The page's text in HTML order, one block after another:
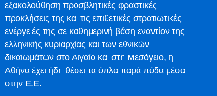
εξακολούθηση προσβλητικές φραστικές
προκλήσεις της και τις επιθετικές στρατιωτικές
ενέργειές της σε καθημερινή βάση εναντίον της
ελληνικής κυριαρχίας και των εθνικών
δικαιωμάτων στο Αιγαίο και στη Μεσόγειο, η
Αθήνα έχει ήδη θέσει τα όπλα παρά πόδα μέσα
στην Ε.Ε.